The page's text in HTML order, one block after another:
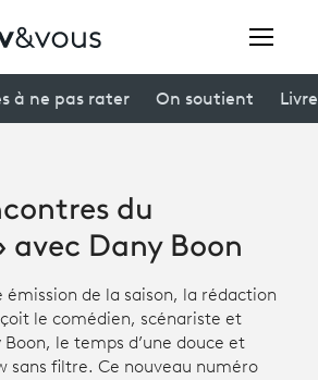
à une émission
à ne pas rater On soutient
du
avec Dany Boon
émission de la saison, la rédaction
le comédien, scénariste et
le temps d’une douce et
sans filtre. Ce nouveau numéro